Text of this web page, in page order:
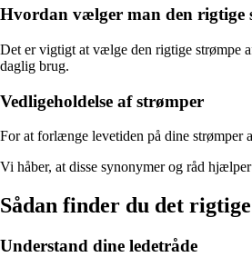
Hvordan vælger man den rigtige
Det er vigtigt at vælge den rigtige strømpe
daglig brug.
Vedligeholdelse af strømper
For at forlænge levetiden på dine strømper
Vi håber, at disse synonymer og råd
Sådan finder du det
Understand dine ledetråde